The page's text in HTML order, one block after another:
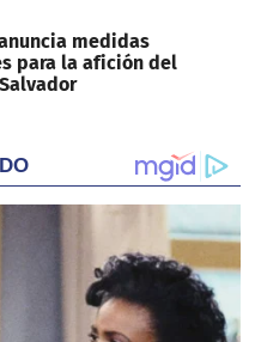
medidas
para la afición del